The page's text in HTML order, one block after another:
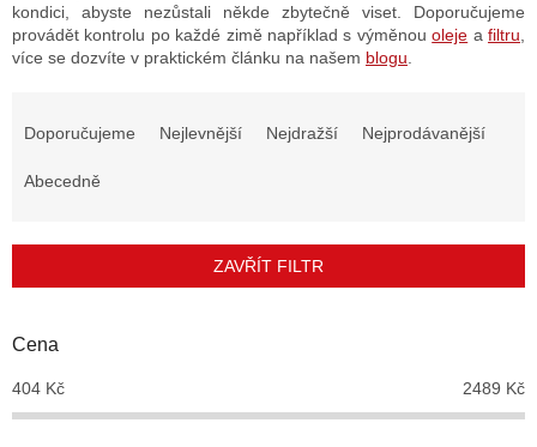
kondici, abyste nezůstali někde zbytečně viset. Doporučujeme
provádět kontrolu po každé zimě například s výměnouoleje afiltru
více se dozvíte v praktickém článku na našem blogu
r
d
k
t
Doporučujeme Nejlevnější Nejdražší Nejprodávanější
Abecedně
ZAVŘÍT FILTR
Cena
404 Kč 2489 Kč